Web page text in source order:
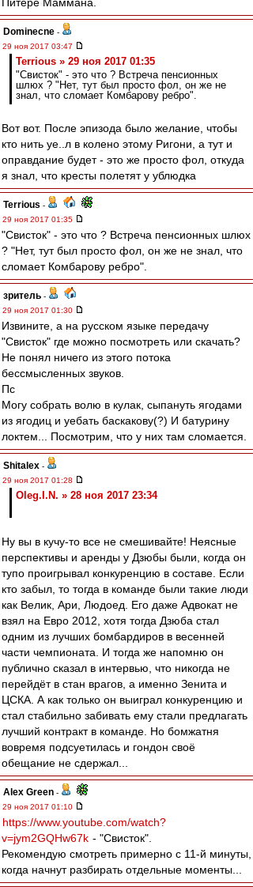
Dominecne -
29 ноя 2017 03:47
Terrious » 29 ноя 2017 01:35
"Свисток" - это что ? Встреча пенсионных
шлюх ? "Нет, тут был просто фол, он же не
знал, что сломает Комбарову ребро".
Вот вот. После эпизода было желание, чтобы
кто нить уе..л в колено этому Ригони, а тут и
оправдание будет - это же просто фол, откуда
я знал, что кресты полетят у ублюдка
Terrious -
29 ноя 2017 01:35
"Свисток" - это что ? Встреча пенсионных шлюх
? "Нет, тут был просто фол, он же не знал, что
сломает Комбарову ребро".
зpитель -
29 ноя 2017 01:30
Извините, а на русском языке передачу
"Свисток" где можно посмотреть или скачать?
Не понял ничего из этого потока
бессмысленных звуков.
Пс
Могу собрать волю в кулак, сыпануть ягодами
из ягодиц и уебать баскакову(?) И батурину
локтем... Посмотрим, что у них там сломается.
Shitalex -
29 ноя 2017 01:28
Oleg.I.N. » 28 ноя 2017 23:34
Ну вы в кучу-то все не смешивайте! Неясные
перспективы и аренды у Дзюбы были, когда он
тупо проигрывал конкуренцию в составе. Если
кто забыл, то тогда в команде были такие люди
как Велик, Ари, Людоед. Его даже Адвокат не
взял на Евро 2012, хотя тогда Дзюба стал
одним из лучших бомбардиров в весенней
части чемпионата. И тогда же напомню он
публично сказал в интервью, что никогда не
перейдёт в стан врагов, а именно Зенита и
ЦСКА. А как только он выиграл конкуренцию и
стал стабильно забивать ему стали предлагать
лучший контракт в команде. Но бомжатня
вовремя подсуетилась и гондон своё
обещание не сдержал...
Alex Green -
29 ноя 2017 01:10
https://www.youtube.com/watch?
v=jym2GQHw67k - "Свисток".
Рекомендую смотреть примерно с 11-й минуты,
когда начнут разбирать отдельные моменты...